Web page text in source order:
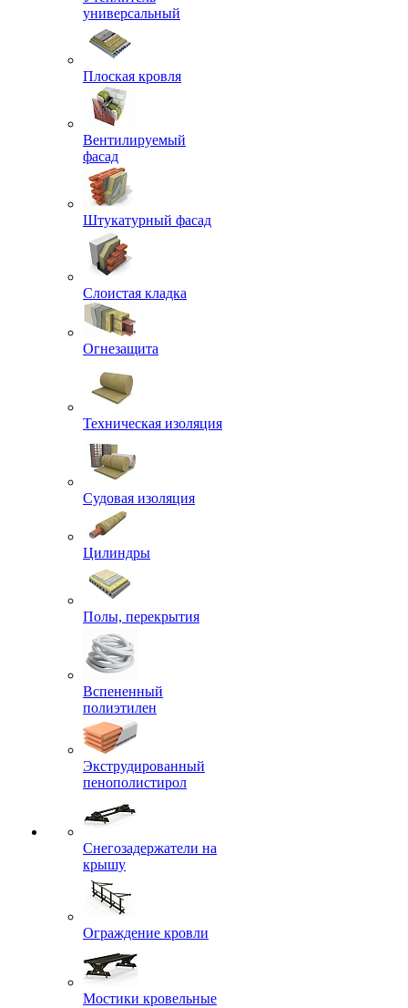
универсальный
Плоская кровля
Вентилируемый
фасад
Штукатурный фасад
Слоистая кладка
Огнезащита
Техническая изоляция
Судовая изоляция
Цилиндры
Полы, перекрытия
Вспененный
полиэтилен
Экструдированный
пенополистирол
Снегозадержатели на
крышу
Ограждение кровли
Мостики кровельные